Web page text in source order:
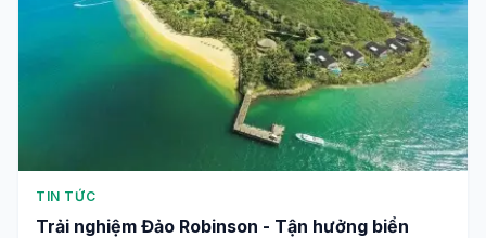
TIN TỨC
Trải nghiệm Đảo Robinson - Tận hưởng biển